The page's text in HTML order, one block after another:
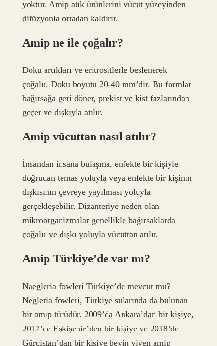
yoktur. Amip atık ürünlerini vücut yüzeyinden
difüzyonla ortadan kaldırır.
Amip ne ile çoğalır?
Doku artıkları ve eritrositlerle beslenerek
çoğalır. Doku boyutu 20-40 mm’dir. Bu formlar
bağırsağa geri döner, prekist ve kist fazlarından
geçer ve dışkıyla atılır.
Amip vücuttan nasıl atılır?
İnsandan insana bulaşma, enfekte bir kişiyle
doğrudan temas yoluyla veya enfekte bir kişinin
dışkısının çevreye yayılması yoluyla
gerçekleşebilir. Dizanteriye neden olan
mikroorganizmalar genellikle bağırsaklarda
çoğalır ve dışkı yoluyla vücuttan atılır.
Amip Türkiye’de var mı?
Naegleria fowleri Türkiye’de mevcut mu?
Negleria fowleri, Türkiye sularında da bulunan
bir amip türüdür. 2009’da Ankara’dan bir kişiye,
2017’de Eskişehir’den bir kişiye ve 2018’de
Gürcistan’dan bir kişiye beyin yiyen amip